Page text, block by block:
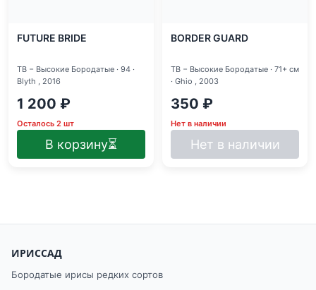
FUTURE BRIDE
TB − Высокие Бородатые · 94 ·
Blyth , 2016
1 200 ₽
Осталось 2 шт
В корзину⏳
BORDER GUARD
TB − Высокие Бородатые · 71+ см
· Ghio , 2003
350 ₽
Нет в наличии
Нет в наличии
ИРИССАД
Бородатые ирисы редких сортов